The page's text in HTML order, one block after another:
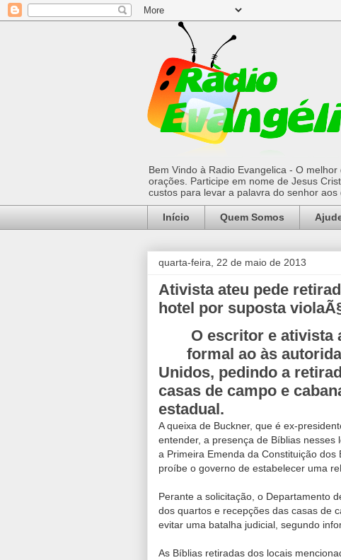
Bem Vindo à Radio Evangelica - O
orações. Participe em nome de Jesus
custos para levar a palavra do senhor
Início Quem Somos
quarta-feira, 22 de maio de 2013
Ativista ateu pede
hotel por suposta
O escritor e ativista
formal ao às
Unidos, pedindo a
casas de campo e
estadual.
A queixa de Buckner, que é ex-
entender, a presença de Bíblias
a Primeira Emenda da Constituição
proíbe o governo de estabelecer uma
Perante a solicitação, o Departamento
dos quartos e recepções das casas de
evitar uma batalha judicial, segundo
As Bíblias retiradas dos locais